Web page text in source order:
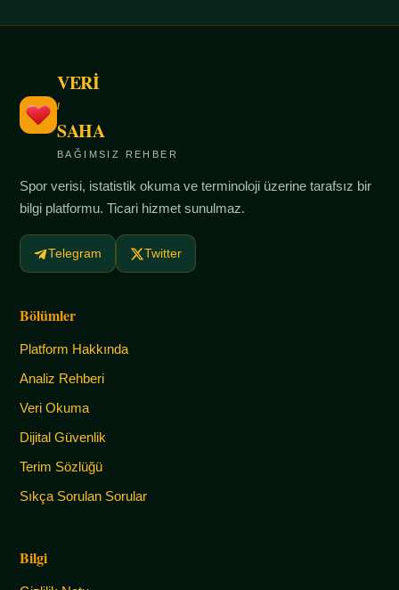
VERİ
/
SAHA
BAĞIMSIZ REHBER
Spor verisi, istatistik okuma ve terminoloji üzerine tarafsız bir
bilgi platformu. Ticari hizmet sunulmaz.
Telegram Twitter
Bölümler
Platform Hakkında
Analiz Rehberi
Veri Okuma
Dijital Güvenlik
Terim Sözlüğü
Sıkça Sorulan Sorular
Bilgi